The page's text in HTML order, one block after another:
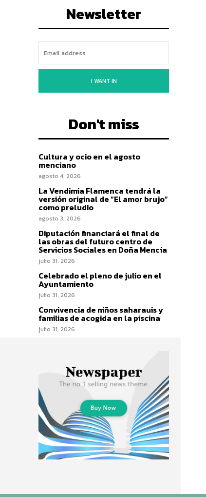
Newsletter
I WANT IN
Don't miss
Cultura y ocio en el agosto
menciano
agosto 4, 2026
La Vendimia Flamenca tendrá la
versión original de “El amor brujo”
como preludio
agosto 3, 2026
Diputación financiará el final de
las obras del futuro centro de
Servicios Sociales en Doña Mencía
julio 31, 2026
Celebrado el pleno de julio en el
Ayuntamiento
julio 31, 2026
Convivencia de niños saharauis y
familias de acogida en la piscina
julio 31, 2026